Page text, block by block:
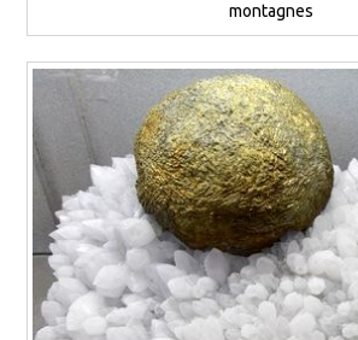
montagnes